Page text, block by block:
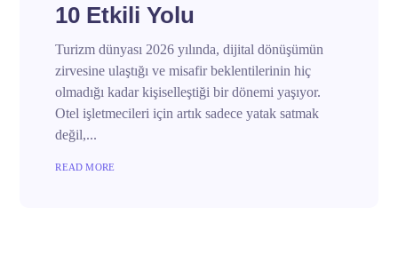
10 Etkili Yolu
Turizm dünyası 2026 yılında, dijital dönüşümün
zirvesine ulaştığı ve misafir beklentilerinin hiç
olmadığı kadar kişiselleştiği bir dönemi yaşıyor.
Otel işletmecileri için artık sadece yatak satmak
değil,...
READ MORE